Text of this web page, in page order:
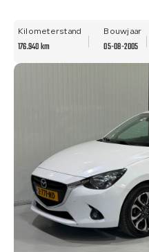
Kilometerstand
176.940 km
Bouwjaar
05-08-2005